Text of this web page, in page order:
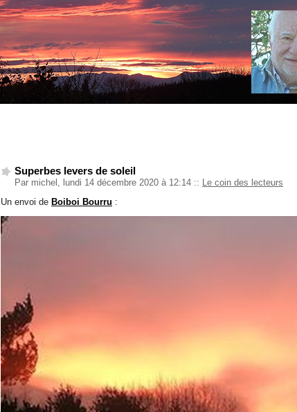
Superbes levers de soleil
Par michel, lundi 14 décembre 2020 à 12:14 :: Le coin des lecteurs
Un envoi de Boiboi Bourru :